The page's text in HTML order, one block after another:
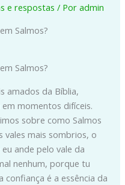
e respostas / Poradmin
Salmos?
Salmos?
amados da Bíblia,
momentos difíceis.
sobre como Salmos
vales mais sombrios, o
ande pelo vale da
nenhum, porque tu
confiança é a essência da